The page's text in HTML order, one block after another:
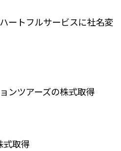
ートフルサービスに社名変
ンツアーズの株式取得
式取得